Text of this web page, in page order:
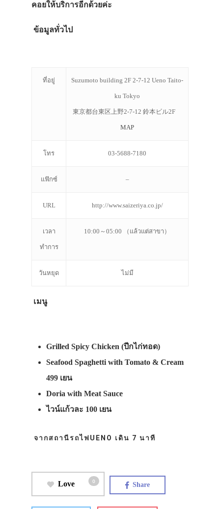
คอยให้บริการอีกด้วยค่ะ
ข้อมูลทั่วไป
ที่อยู่ Suzumoto building 2F 2-7-12 Ueno Taito-
ku Tokyo
東京都台東区上野2-7-12 鈴本ビル2F
MAP
โทร 03-5688-7180
แฟ๊กซ์ –
URL http://www.saizeriya.co.jp/
เวลา
ทำการ
10:00～05:00 （แล้วแต่สาขา）
วันหยุด ไม่มี
เมนู
Grilled Spicy Chicken (ปีกไก่ทอด)
Seafood Spaghetti with Tomato & Cream
499 เยน
Doria with Meat Sauce
ไวน์แก้วละ 100 เยน
จากสถานีรถไฟUENO เดิน 7 นาที
Love 0 Share